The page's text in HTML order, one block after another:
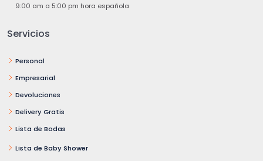
9:00 am a 5:00 pm hora española
Servicios
Personal
Empresarial
Devoluciones
Delivery Gratis
Lista de Bodas
Lista de Baby Shower